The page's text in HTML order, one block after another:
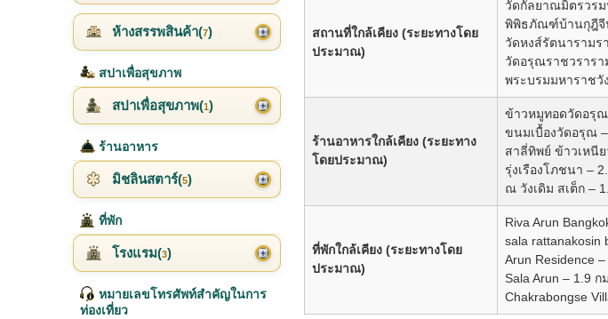
สถานที่ใกล้เคียง (ระยะทางโดย
ประมาณ)
วัดกัลยาณมิตรวรม
พิพิธภัณฑ์บ้านกุฎีจี
วัดหงส์รัตนารามร
วัดอรุณราชวรารา
พระบรมมหาราชวั
ร้านอาหารใกล้เคียง (ระยะทาง
โดยประมาณ)
ข้าวหมูทอดวัดอรุณ
ขนมเบื้องวัดอรุณ
สาลี่ทิพย์ ข้าวเหนีย
รุ่งเรืองโภชนา –
ณ วังเดิม สเต็ก –
ที่พักใกล้เคียง (ระยะทางโดย
ประมาณ)
Riva Arun
sala rattanakosin
Arun Residence
Sala Arun – 1.9 ก
Chakrabongse
ห้างสรรพสินค้า(7)
สปาเพื่อสุขภาพ
สปาเพื่อสุขภาพ(1)
ร้านอาหาร
มิชลินสตาร์(5)
ที่พัก
โรงแรม(3)
หมายเลขโทรศัพท์สำคัญในการ
ท่องเที่ยว